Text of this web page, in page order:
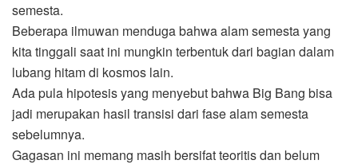
semesta.
Beberapa ilmuwan menduga bahwa alam semesta yang
kita tinggali saat ini mungkin terbentuk dari bagian dalam
lubang hitam di kosmos lain.
Ada pula hipotesis yang menyebut bahwa Big Bang bisa
jadi merupakan hasil transisi dari fase alam semesta
sebelumnya.
Gagasan ini memang masih bersifat teoritis dan belum